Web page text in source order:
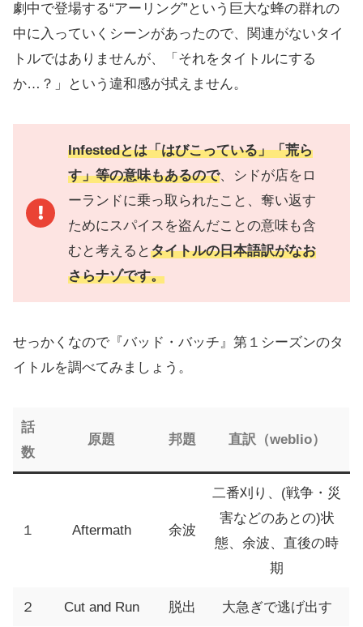
劇中で登場する“アーリング”という巨大な蜂の群れの
中に入っていくシーンがあったので、関連がないタイ
トルではありませんが、「それをタイトルにする
か…？」という違和感が拭えません。
Infestedとは「はびこっている」「荒ら
す」等の意味もあるので、シドが店をロ
ーランドに乗っ取られたこと、奪い返す
ためにスパイスを盗んだことの意味も含
むと考えるとタイトルの日本語訳がなお
さらナゾです。
せっかくなので『バッド・バッチ』第１シーズンのタ
イトルを調べてみましょう。
話
数
原題 邦題 直訳（weblio）
１ Aftermath 余波
二番刈り、(戦争・災
害などのあとの)状
態、余波、直後の時
期
２ Cut and Run 脱出 大急ぎで逃げ出す